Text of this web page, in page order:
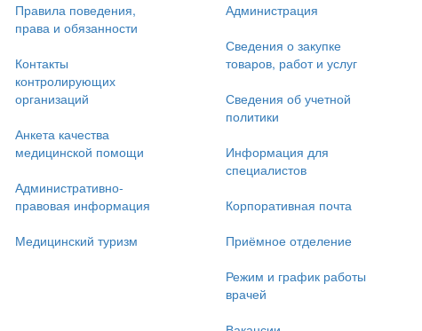
Правила поведения,
права и обязанности
Контакты
контролирующих
организаций
Анкета качества
медицинской помощи
Административно-
правовая информация
Медицинский туризм
Администрация
Сведения о закупке
товаров, работ и услуг
Сведения об учетной
политики
Информация для
специалистов
Корпоративная почта
Приёмное отделение
Режим и график работы
врачей